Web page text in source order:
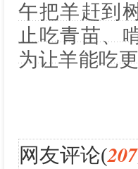
午把羊赶到
止吃青苗、
为让羊能吃
网友评论(207